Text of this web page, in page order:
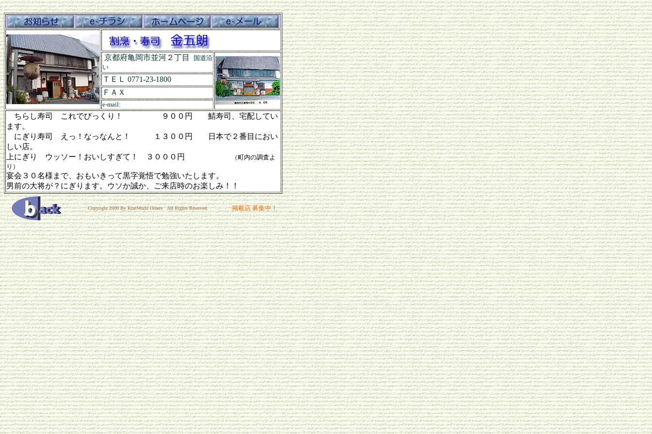
京都府亀岡市並河２丁目
国道沿
い
ＴＥＬ 0771-23-1800
ＦＡＸ
e-mail:
ちらし寿司 これでびっくり！ ９００円 鯖寿司、宅配してい
ます。
にぎり寿司 えっ！なっなんと！ １３００円 日本で２番目におい
しい店。
上にぎり ウッソー！おいしすぎて！ ３０００円
（町内の調査よ
り）
宴会３０名様まで、おもいきって黒字覚悟で勉強いたします。
男前の大将が？にぎります。ウソか誠か、ご来店時のお楽しみ！！
Copyright 2000 By KnetWorld Others All Rights Reserved. 掲載店 募集中！